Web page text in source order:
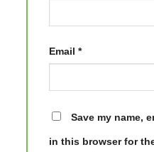
Email *
Save my name,
in this browser for